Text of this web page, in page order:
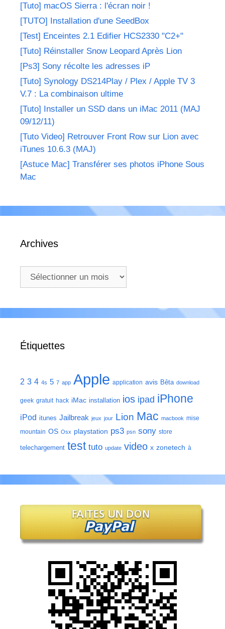
[Tuto] macOS Sierra : l'écran noir !
[TUTO] Installation d'une SeedBox
[Test] Enceintes 2.1 Edifier HCS2330 "C2+"
[Tuto] Réinstaller Snow Leopard Après Lion
[Ps3] Sony récolte les adresses iP
[Tuto] Synology DS214Play / Plex / Apple TV 3
V.7 : La combinaison ultime
[Tuto] Installer un SSD dans un iMac 2011 (MAJ
09/12/11)
[Tuto Video] Retrouver Front Row sur Lion avec
iTunes 10.6.3 (MAJ)
[Astuce Mac] Transférer ses photos iPhone Sous
Mac
Archives
Archives
Étiquettes
2 3 4 4s 5 7 app Apple application avis Bêta download
geek gratuit hack iMac installation ios ipad iPhone
iPod itunes Jailbreak jeux jour Lion Mac macbook mise
mountain OS Osx playstation ps3 psn sony store
telechargement test tuto update video x zonetech à